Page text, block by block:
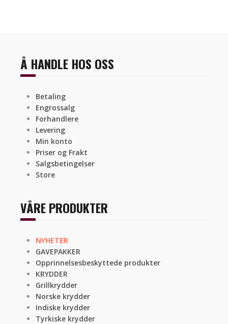
Å HANDLE HOS OSS
Betaling
Engrossalg
Forhandlere
Levering
Min konto
Priser og Frakt
Salgsbetingelser
Store
VÅRE PRODUKTER
NYHETER
GAVEPAKKER
Opprinnelsesbeskyttede produkter
KRYDDER
Grillkrydder
Norske krydder
Indiske krydder
Tyrkiske krydder